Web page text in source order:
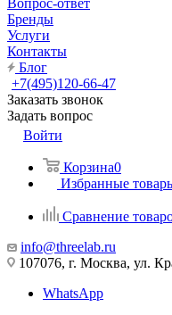
Вопрос-ответ
Бренды
Услуги
Контакты
Блог
+7(495)120-66-47
Заказать звонок
Задать вопрос
Войти
Корзина0
Избранные
Сравнение
info@threelab.ru
107076, г. Москва, ул.
WhatsApp